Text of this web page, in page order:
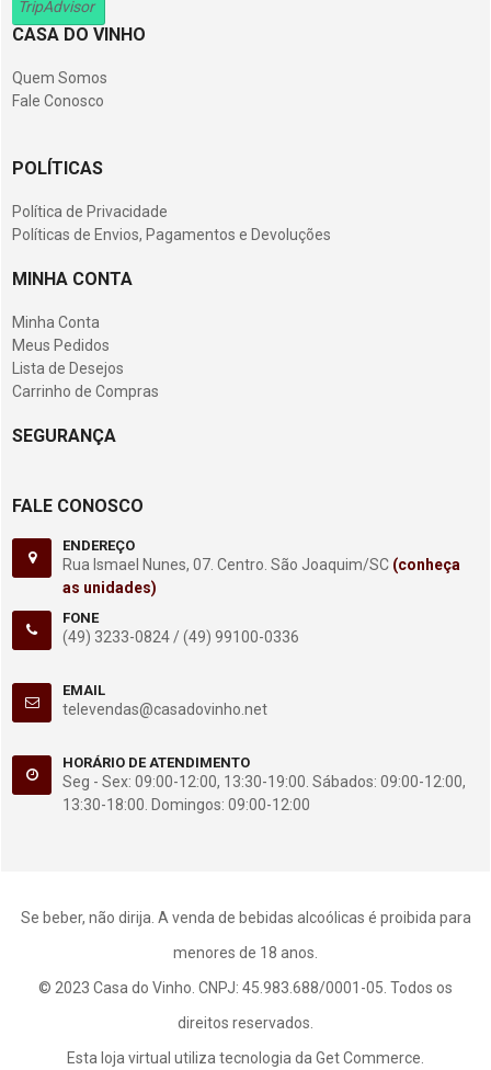
CASA DO VINHO
Quem Somos
Fale Conosco
POLÍTICAS
Política de Privacidade
Políticas de Envios, Pagamentos e Devoluções
MINHA CONTA
Minha Conta
Meus Pedidos
Lista de Desejos
Carrinho de Compras
SEGURANÇA
FALE CONOSCO
ENDEREÇO
Rua Ismael Nunes, 07. Centro. São Joaquim/SC (conheça
as unidades)
FONE
(49) 3233-0824 /(49) 99100-0336
EMAIL
televendas@casadovinho.net
HORÁRIO DE ATENDIMENTO
Seg - Sex: 09:00-12:00, 13:30-19:00. Sábados: 09:00-12:00,
13:30-18:00. Domingos: 09:00-12:00
Se beber, não dirija. A venda de bebidas alcoólicas é proibida para
menores de 18 anos.
© 2023 Casa do Vinho. CNPJ: 45.983.688/0001-05. Todos os
direitos reservados.
Esta loja virtual utiliza tecnologia da Get Commerce